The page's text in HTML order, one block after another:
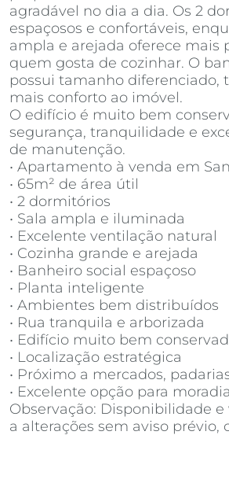
agradável no dia a dia. Os 2
espaçosos e confortáveis,
ampla e arejada oferece mais
quem gosta de cozinhar. O
possui tamanho diferenciado,
mais conforto ao imóvel.
O edifício é muito bem
segurança, tranquilidade e
de manutenção.
• Apartamento à venda em
• 65m² de área útil
• 2 dormitórios
• Sala ampla e iluminada
• Excelente ventilação natural
• Cozinha grande e arejada
• Banheiro social espaçoso
• Planta inteligente
• Ambientes bem distribuídos
• Rua tranquila e arborizada
• Edifício muito bem
• Localização estratégica
• Próximo a mercados,
• Excelente opção para moradia
Observação: Disponibilidade e
a alterações sem aviso prévio,